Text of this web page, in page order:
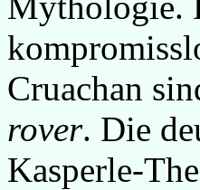
Cruachan
rover. Die
Kasperle-